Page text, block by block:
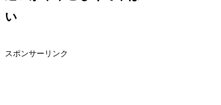
い
スポンサーリンク